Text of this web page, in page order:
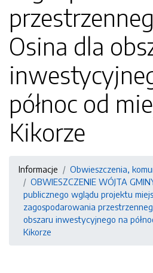
Osina dla
północ od
Kikorze
Informacje
Obwieszczenia,
OBWIESZCZENIE WÓJTA
publicznego wglądu projektu
zagospodarowania
obszaru inwestycyjnego na
Kikorze